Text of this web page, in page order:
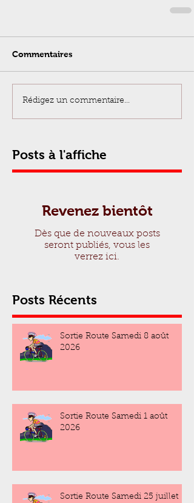
Commentaires
Rédigez un commentaire...
Posts à l'affiche
Revenez bientôt
Dès que de nouveaux posts
seront publiés, vous les
verrez ici.
Posts Récents
Sortie Route Samedi 8 août
2026
Sortie Route Samedi 1 août
2026
Sortie Route Samedi 25 juillet